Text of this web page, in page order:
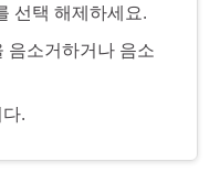
선택 해제하세요.
음소거하거나 음소
.